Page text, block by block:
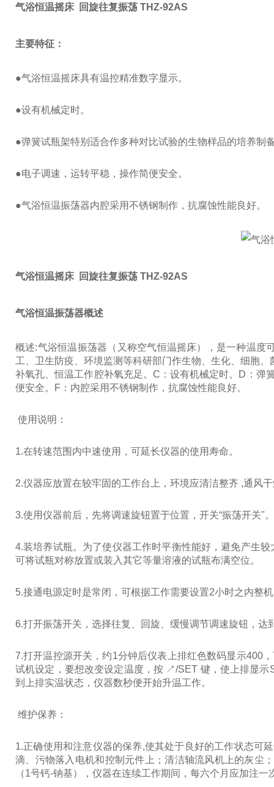
气浴恒温摇床 回旋往复振荡 THZ-92AS
主要特征：
●气浴恒温摇床具有温控精准数字显示。
●设有机械定时。
●弹簧试瓶架特别适合作多种对比试验的生物样品的培养制
●电子调速，运转平稳，操作简便安全。
●气浴恒温振荡器内腔采用不锈钢制作，抗腐蚀性能良好。
气浴恒温摇床 回旋往复振荡 THZ-92AS
气浴恒温振荡器概述
概述:气浴恒温振荡器（又称空气恒温摇床），是一种温度
工、卫生防疫、环境监测等科研部门作生物、生化、细胞
补氧孔、恒温工作腔补氧充足。C：设有机械定时。D：弹
便安全。F：内腔采用不锈钢制作，抗腐蚀性能良好。
使用说明：
1.在转速范围内中速使用，可延长仪器的使用寿命。
2.仪器应放置在较牢固的工作台上，环境应清洁整齐 ,通
3.使用仪器前后，先将调速旋钮置于位置，开关“振荡开
4.装培养试瓶。为了使仪器工作时平衡性能好，避免产生
可将试瓶对称放置或装入其它等量溶液的试瓶布满空位
5.接通电源定时是常闭，可根据工作需要设置2小时之内
6.打开振荡开关，选择往复、回旋、缓慢调节调速旋钮，
7.打开温控源开关，约1分钟后仪表上排红色数码显示400
试机设定，要想改变设定温度，按 ↗/SET 键，使上排显
到上排实温状态，仪器数秒便开始升温工作。
维护保养：
1.正确使用和注意仪器的保养,使其处于良好的工作状态可
滴、污物落入电机和控制元件上；清洁轴流风机上的灰尘
（1号钙-钠基），仪器在连续工作期间，每六个月应加